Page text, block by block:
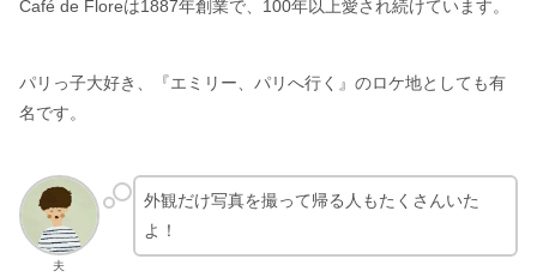
Café de Floreは1887年創業で、100年以上愛され続けています。
パリっ子大好き、『エミリー、パリへ行く』のロケ地としても有
名です。
夫
外観だけ写真を撮って帰る人もたくさんいた
よ！